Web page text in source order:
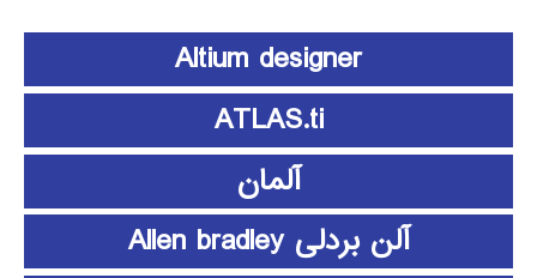
Altium designer
ATLAS.ti
آلمان
آلن بردلی Allen bradley